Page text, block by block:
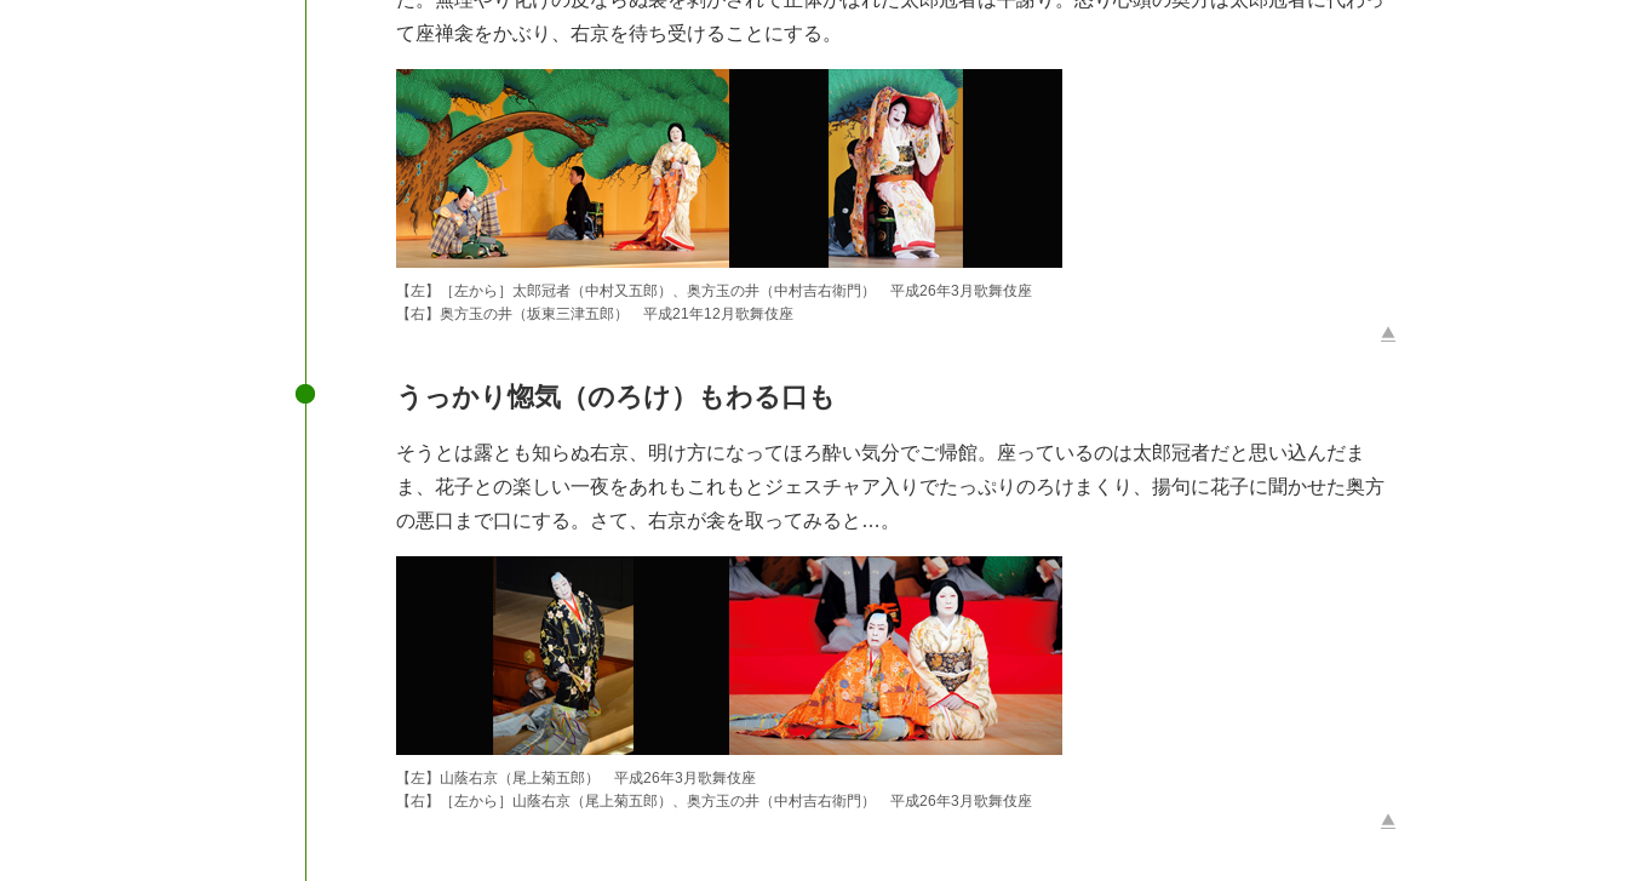
て座禅衾をかぶり、右京を待ち受けることにする。
【左】［左から］太郎冠者（中村又五郎）、奥方玉の井（中村吉右衛門） 平成26年3月歌舞伎座
【右】奥方玉の井（坂東三津五郎） 平成21年12月歌舞伎座
うっかり惚気（のろけ）もわる口も
そうとは露とも知らぬ右京、明け方になってほろ酔い気分でご帰館。座っているのは太郎冠者だと思い込んだま
ま、花子との楽しい一夜をあれもこれもとジェスチャア入りでたっぷりのろけまくり、揚句に花子に聞かせた奥方
の悪口まで口にする。さて、右京が衾を取ってみると…。
【左】山蔭右京（尾上菊五郎） 平成26年3月歌舞伎座
【右】［左から］山蔭右京（尾上菊五郎）、奥方玉の井（中村吉右衛門） 平成26年3月歌舞伎座